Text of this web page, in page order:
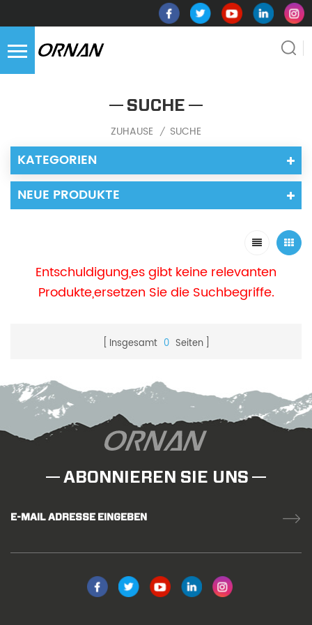
SUCHE
ZUHAUSE / SUCHE
KATEGORIEN
NEUE PRODUKTE
Entschuldigung,es gibt keine relevanten
Produkte,ersetzen Sie die Suchbegriffe.
Insgesamt 0 Seiten
ABONNIEREN SIE UNS
E-MAIL ADRESSE EINGEBEN